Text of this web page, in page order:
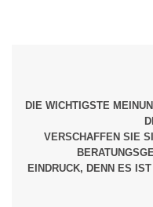
DIE WICHTIGSTE
VERSCHAFFEN SIE
EINDRUCK, DENN ES